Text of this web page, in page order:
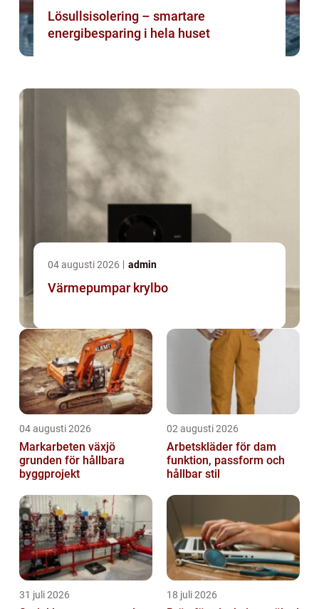
Lösullsisolering – smartare
energibesparing i hela huset
04 augusti 2026 admin
Värmepumpar krylbo
04 augusti 2026
Markarbeten växjö
grunden för hållbara
byggprojekt
02 augusti 2026
Arbetskläder för dam
funktion, passform och
hållbar stil
31 juli 2026 18 juli 2026